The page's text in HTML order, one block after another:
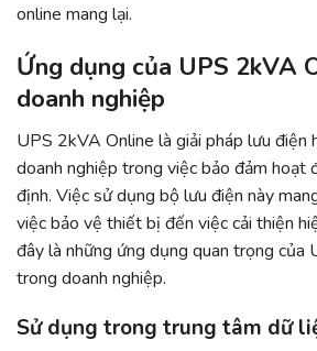
online mang lại.
Ứng dụng của UPS 2kVA
doanh nghiệp
UPS 2kVA Online là giải pháp lưu điện
doanh nghiệp trong việc bảo đảm hoạt
định. Việc sử dụng bộ lưu điện này
việc bảo vệ thiết bị đến việc cải thiện
đây là những ứng dụng quan trọng của
trong doanh nghiệp.
Sử dụng trong trung tâm dữ